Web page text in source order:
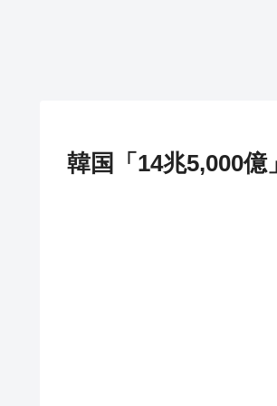
韓国「14兆5,000